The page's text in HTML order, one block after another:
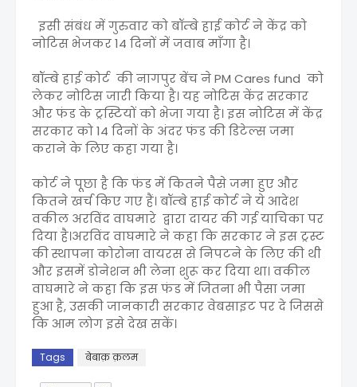
इसी संबंध में गुरुवार को बॉम्बे हाई कोर्ट ने केंद्र को
नोटिस भेजकर 14 दिनों में जवाब माँगा है।
बॉम्बे हाई कोर्ट की नागपुर बेंच ने PM Cares fund को
लेकर नोटिस जारी किया है। यह नोटिस केंद्र सरकार
और फंड के ट्रस्टियों को भेजा गया है। इस नोटिस में केंद्र
सरकार को 14 दिनों के अंदर फंड की डिटेल्स जमा
कराने के लिए कहा गया है।
कोर्ट ने पूछा है कि फंड में कितने पैसे जमा हुए और
कितने खर्च किए गए हैं। बॉम्बे हाई कोर्ट ने ये आदेश
वकील अरविंद वाघमारे द्वारा दायर की गई याचिका पर
दिया है।अरविंद वाघमारे ने कहा कि सरकार ने इस ट्रस्ट
की स्थापना कोरोना वायरस से निपटने के लिए की थी
और इसमें डोनेशन भी लेना शुरू कर दिया था। वकील
वाघमारे ने कहा कि इस फंड में जितना भी पैसा जमा
हुआ है, उसकी जानकारी सरकार वेबसाइट पर दे जिससे
कि आम लोग इसे देख सकें।
Tags बेबाक़ क़लम